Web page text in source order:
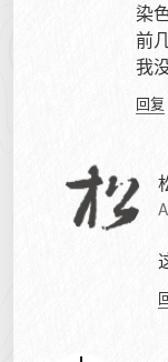
染
前
我
回复